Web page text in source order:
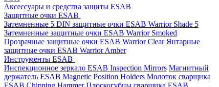
Аксессуары и средства защиты ESAB
Защитные очки ESAB
Затемненные 5 DIN защитные очки ESAB Warrior Shade 5
Затемненные защитные очки ESAB Warrior Smoked
Прозрачные защитные очки ESAB Warrior Clear Янтарные
защитные очки ESAB Warrior Amber
Инструменты ESAB
Инспекционное зеркало ESAB Inspection Mirrors Магнитный
держатель ESAB Magnetic Position Holders Молоток сварщика
ESAB Chipping Hammer Плоскогубцы сварщика ESAB